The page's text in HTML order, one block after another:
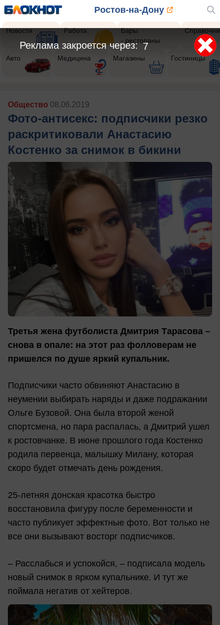
Ростов-на-Дону
Новости Работа
Бары
- рестораны
Авто Медицина Магазины Гостиницы
Общество 08.06.2019
Фото-антисекс: подписчики резко
раскритиковали Анастасию
Костенко за снимок в бикини
Третья жена футболиста Дмитрия Тарасова –
снова в опале: на этот раз фолловерам не
пришелся по душе яркий купальник.
Подписчики часто обвиняют Анастасию в
неумении выбирать наряды и даже подражании
Ольге Бузовой. Она была второй женой
спортсмена, но пара распалась, а Дмитрий ушел
к ростовчанке. В июне прошлого года Костенко
родила первенца, малышку Милану, которая
скоро будет отмечать день рождения.
25-летняя донская красотка быстро
восстановила фигуру после беременности и
часто публикует эффектные фото. Вот только не
все они вызывают восторг подписчиков.
– Расслабься и успокойся, – подписала модель
новый снимок в ярком купальнике. И тут же
поймала негатив от хейтеров.
5
Реклама закроется через: